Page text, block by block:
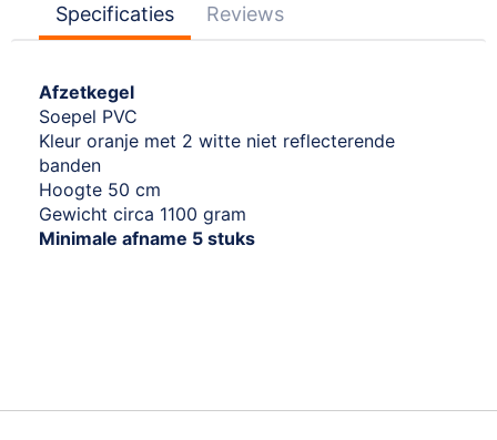
Specificaties Reviews
Afzetkegel
Soepel PVC
Kleur oranje met 2 witte niet reflecterende
banden
Hoogte 50 cm
Gewicht circa 1100 gram
Minimale afname 5 stuks